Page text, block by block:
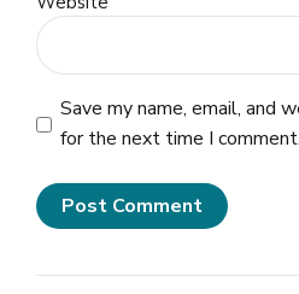
Save my name, email, and
for the next time I comment.
Post Comment